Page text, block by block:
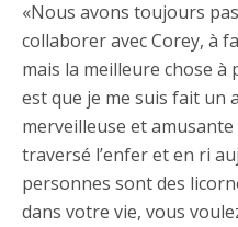
«Nous avons toujours
collaborer avec Corey, à
mais la meilleure chose
est que je me suis fait un
merveilleuse et
traversé l’enfer et en ri
personnes sont des
dans votre vie, vous